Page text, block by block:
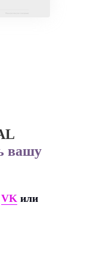
вашу
VK или